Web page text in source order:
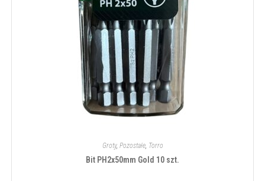
Groty, Pozostałe, Torro
Bit PH2x50mm Gold 10 szt.